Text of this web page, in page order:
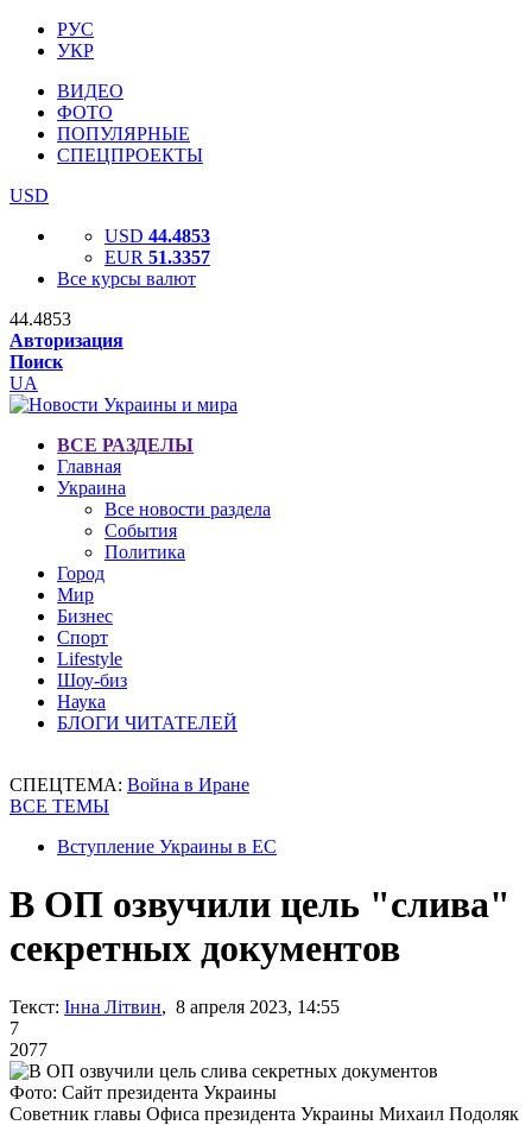
РУС
УКР
ВИДЕО
ФОТО
ПОПУЛЯРНЫЕ
СПЕЦПРОЕКТЫ
USD
USD 44.4853
EUR 51.3357
Все курсы валют
44.4853
Авторизация
Поиск
UA
ВСЕ РАЗДЕЛЫ
Главная
Украина
Все новости раздела
События
Политика
Город
Мир
Бизнес
Спорт
Lifestyle
Шоу-биз
Наука
БЛОГИ ЧИТАТЕЛЕЙ
СПЕЦТЕМА: Война в Иране
ВСЕ ТЕМЫ
Вступление Украины в ЕС
В ОП озвучили цель "слива"
секретных документов
Текст: Інна Літвин, 8 апреля 2023, 14:55
7
2077
Фото: Сайт президента Украины
Советник главы Офиса президента Украины Михаил Подоляк